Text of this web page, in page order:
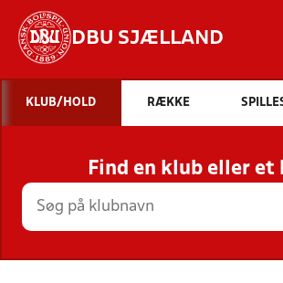
DBU SJÆLLAND
Hvad
INDHOLD
STILLINGER, RESULTATER,
HOLD
KLUB/HOLD RÆKKE
Find en klub eller et